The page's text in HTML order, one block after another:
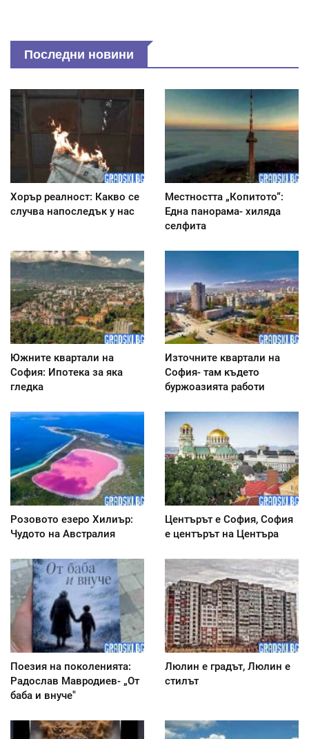
Последни новини
Хорър реалност: Какво се
случва напоследък у нас
Местността „Копитото“:
Една панорама- хиляда
селфита
Южните квартали на
София: Ипотека за яка
гледка
Източните квартали на
София- там където
буржоазията работи
Розовото езеро Хилиър:
Чудото на Австралия
Центърът е София, София
е центърът на Центъра
Поезия на поколенията:
Радослав Мавродиев- „От
баба и внуче"
Люлин е градът, Люлин е
стилът